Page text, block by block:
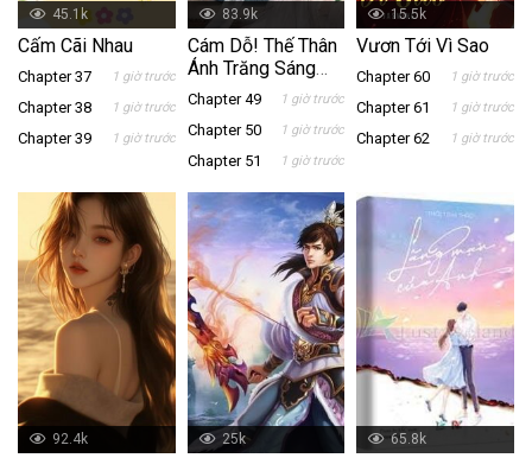
45.1k
Cấm Cãi Nhau
Chapter 37 1 giờ trước
Chapter 38 1 giờ trước
Chapter 39 1 giờ trước
83.9k
Cám Dỗ! Thế Thân
Ánh Trăng Sáng
Của Từ Tổng
Chapter 49 1 giờ trước
Chapter 50 1 giờ trước
Chapter 51 1 giờ trước
15.5k
Vươn Tới Vì Sao
Chapter 60 1 giờ trước
Chapter 61 1 giờ trước
Chapter 62 1 giờ trước
92.4k 25k 65.8k